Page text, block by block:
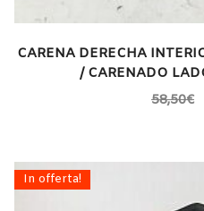
CARENA DERECHA
/ CARENADO
58,50€
In offerta!